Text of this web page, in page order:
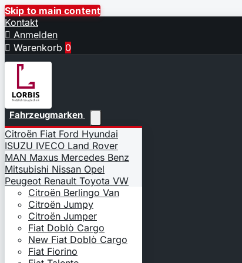
Skip to main content
Kontakt
 Anmelden
 Warenkorb 0
Fahrzeugmarken
Citroën Fiat Ford Hyundai
ISUZU IVECO Land Rover
MAN Maxus Mercedes Benz
Mitsubishi Nissan Opel
Peugeot Renault Toyota VW
Citroën Berlingo Van
Citroën Jumpy
Citroën Jumper
Fiat Doblò Cargo
New Fiat Doblò Cargo
Fiat Fiorino